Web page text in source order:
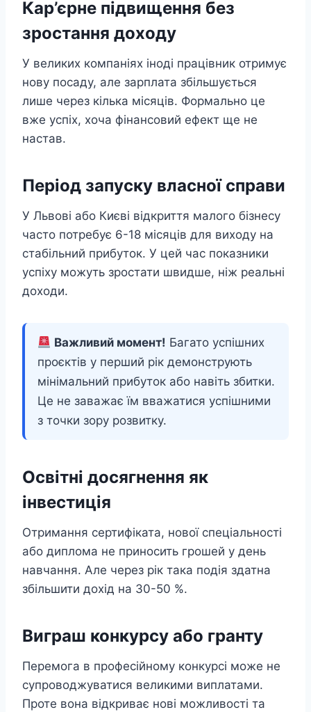
Кар’єрне підвищення без
зростання доходу
У великих компаніях іноді працівник отримує
нову посаду, але зарплата збільшується
лише через кілька місяців. Формально це
вже успіх, хоча фінансовий ефект ще не
настав.
Період запуску власної справи
У Львові або Києві відкриття малого бізнесу
часто потребує 6-18 місяців для виходу на
стабільний прибуток. У цей час показники
успіху можуть зростати швидше, ніж реальні
доходи.
Важливий момент! Багато успішних
проєктів у перший рік демонструють
мінімальний прибуток або навіть збитки.
Це не заважає їм вважатися успішними
з точки зору розвитку.
Освітні досягнення як
інвестиція
Отримання сертифіката, нової спеціальності
або диплома не приносить грошей у день
навчання. Але через рік така подія здатна
збільшити дохід на 30-50 %.
Виграш конкурсу або гранту
Перемога в професійному конкурсі може не
супроводжуватися великими виплатами.
Проте вона відкриває нові можливості та